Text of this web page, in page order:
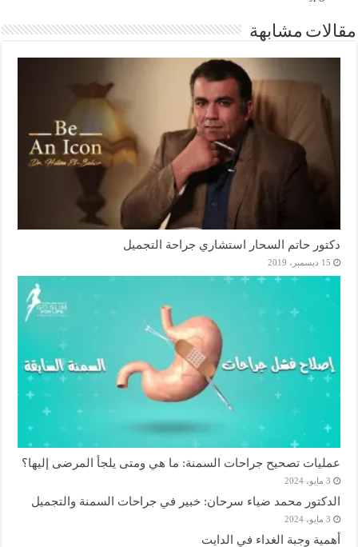
مقالات مشابهة
دكتور حاتم السحار استشاري جراحة التجميل
15 ديسمبر، 2019
عمليات تصحيح جراحات السمنة: ما هي ومتى يلجأ المرضى إليها؟
3 مايو، 2024
الدكتور محمد ضياء سرحان: خبير في جراحات السمنة والتجميل
3 مايو، 2024
أهمية وجبة الغداء في الدايت